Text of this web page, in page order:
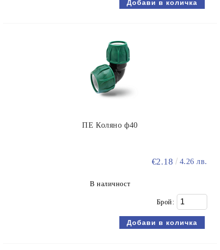
ПЕ Коляно ф40
€2.18 4.26 лв.
В наличност
Брой: